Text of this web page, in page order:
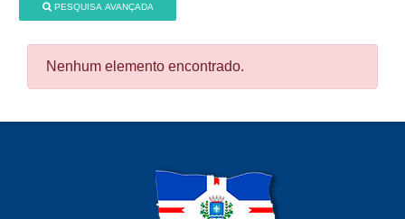
PESQUISA AVANÇADA
Nenhum elemento encontrado.